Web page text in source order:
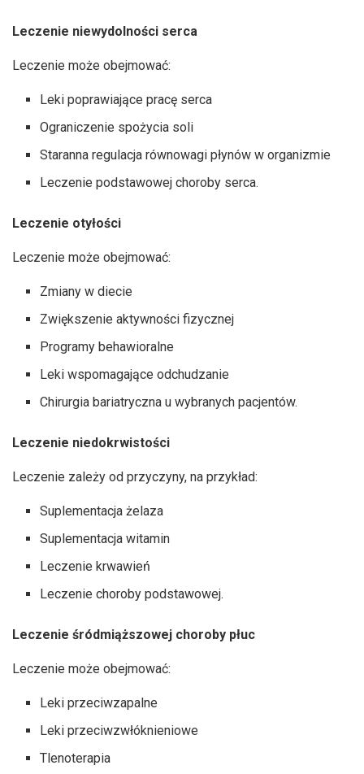
Leczenie niewydolności serca
Leczenie może obejmować:
Leki poprawiające pracę serca
Ograniczenie spożycia soli
Staranna regulacja równowagi płynów w organizmie
Leczenie podstawowej choroby serca.
Leczenie otyłości
Leczenie może obejmować:
Zmiany w diecie
Zwiększenie aktywności fizycznej
Programy behawioralne
Leki wspomagające odchudzanie
Chirurgia bariatryczna u wybranych pacjentów.
Leczenie niedokrwistości
Leczenie zależy od przyczyny, na przykład:
Suplementacja żelaza
Suplementacja witamin
Leczenie krwawień
Leczenie choroby podstawowej.
Leczenie śródmiąższowej choroby płuc
Leczenie może obejmować:
Leki przeciwzapalne
Leki przeciwzwłóknieniowe
Tlenoterapia